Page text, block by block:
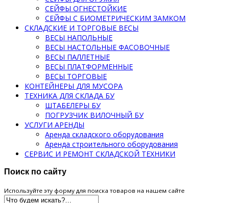
СЕЙФЫ ОГНЕСТОЙКИЕ
СЕЙФЫ С БИОМЕТРИЧЕСКИМ ЗАМКОМ
СКЛАДСКИЕ И ТОРГОВЫЕ ВЕСЫ
ВЕСЫ НАПОЛЬНЫЕ
ВЕСЫ НАСТОЛЬНЫЕ ФАСОВОЧНЫЕ
ВЕСЫ ПАЛЛЕТНЫЕ
ВЕСЫ ПЛАТФОРМЕННЫЕ
ВЕСЫ ТОРГОВЫЕ
КОНТЕЙНЕРЫ ДЛЯ МУСОРА
ТЕХНИКА ДЛЯ СКЛАДА БУ
ШТАБЕЛЕРЫ БУ
ПОГРУЗЧИК ВИЛОЧНЫЙ БУ
УСЛУГИ АРЕНДЫ
Аренда складского оборудования
Аренда строительного оборудования
СЕРВИС И РЕМОНТ СКЛАДСКОЙ ТЕХНИКИ
Поиск по сайту
Используйте эту форму для поиска товаров на нашем сайте